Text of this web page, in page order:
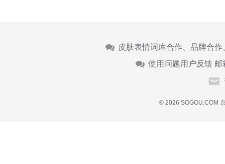
皮肤表情词库合作、品牌合
使用问题用户反馈 邮
© 2026 SOGOU.COM